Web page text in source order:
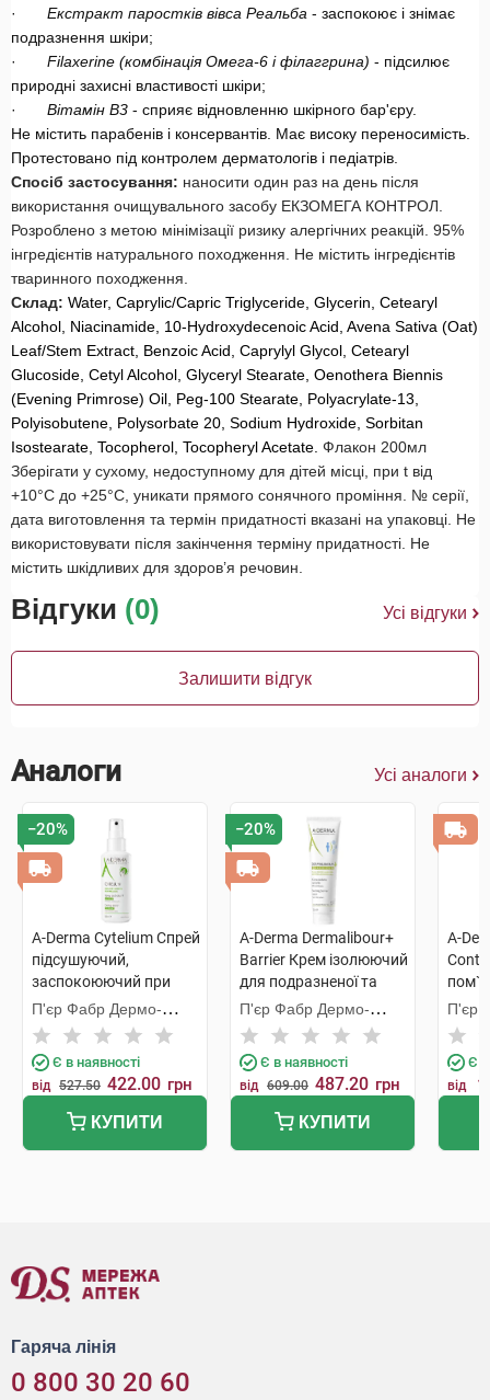
· Екстракт паростків вівса Реальба - заспокоює і знімає
подразнення шкіри;
· Filaxerine (комбінація Омега-6 і філаггрина) - підсилює
природні захисні властивості шкіри;
· Вітамін B3 - сприяє відновленню шкірного бар'єру.
Не містить парабенів і консервантів. Має високу переносимість.
Протестовано під контролем дерматологів і педіатрів.
Спосіб застосування: наносити один раз на день після
використання очищувального засобу ЕКЗОМЕГА КОНТРОЛ.
Розроблено з метою мінімізації ризику алергічних реакцій. 95%
інгредієнтів натурального походження. Не містить інгредієнтів
тваринного походження.
Склад: Water, Caprylic/Capric Triglyceride, Glycerin, Cetearyl
Alcohol, Niacinamide, 10-Hydroxydecenoic Acid, Avena Sativa (Oat)
Leaf/Stem Extract, Benzoic Acid, Caprylyl Glycol, Cetearyl
Glucoside, Cetyl Alcohol, Glyceryl Stearate, Oenothera Biennis
(Evening Primrose) Oil, Peg-100 Stearate, Polyacrylate-13,
Polyisobutene, Polysorbate 20, Sodium Hydroxide, Sorbitan
Isostearate, Tocopherol, Tocopheryl Acetate. Флакон 200мл
Зберігати у сухому, недоступному для дітей місці, при t від
+10°С до +25°С, уникати прямого сонячного проміння. № серії,
дата виготовлення та термін придатності вказані на упаковці. Не
використовувати після закінчення терміну придатності. Не
містить шкідливих для здоров’я речовин.
Відгуки (0) Усі відгуки
Залишити відгук
Аналоги Усі аналоги
−20%
A-Derma Cytelium Спрей
підсушуючий,
заспокоюючий при
подразненнях шкіри
100 мл 1 флакон
П'єр Фабр Дермо-
Косметик
Є в наявності
від 527.50 422.00 грн
КУПИТИ
−20%
A-Derma Dermalibour+
Barrier Крем ізолюючий
для подразненої та
пошкодженої шкіри
100 мл 1 туба
П'єр Фабр Дермо-
Косметик
Є в наявності
від 609.00 487.20 грн
КУПИТИ
A-
сухої
П'єр
Є в
від
Гаряча лінія
0 800 30 20 60